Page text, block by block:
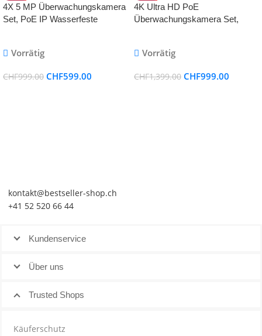
4X 5 MP Überwachungskamera
Set, PoE IP Wasserfeste
Vorrätig
CHF999.00 CHF599.00
4K Ultra HD PoE
Überwachungskamera Set,
Aussen/Innen
Vorrätig
CHF1,399.00 CHF999.00
kontakt@bestseller-shop.ch
+41 52 520 66 44
Kundenservice
Über uns
Trusted Shops
Käuferschutz